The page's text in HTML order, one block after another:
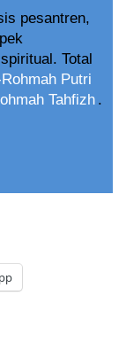
pesantren,
Total
Putri
Tahfizh .